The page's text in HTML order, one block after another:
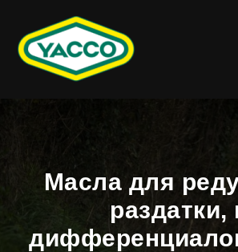
Масла для
раздатки,